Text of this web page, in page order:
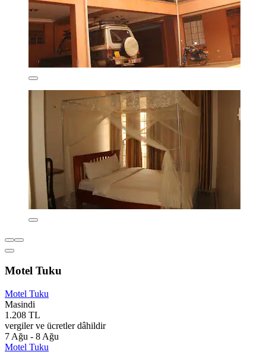
Motel Tuku
Motel Tuku
Masindi
1.208 TL
vergiler ve ücretler dâhildir
7 Ağu - 8 Ağu
Motel Tuku